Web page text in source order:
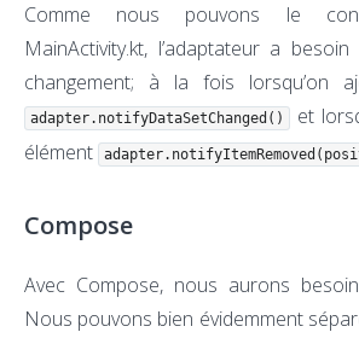
Comme nous pouvons le
MainActivity.kt, l’adaptateur a besoin
changement; à la fois lorsqu’on
adapter.notifyDataSetChanged()
et
élément
Compose
Avec Compose, nous aurons
Nous pouvons bien évidemment